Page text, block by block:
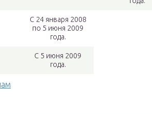
С 24 января 2008
по 5 июня 2009
года.
С 5 июня 2009
года.